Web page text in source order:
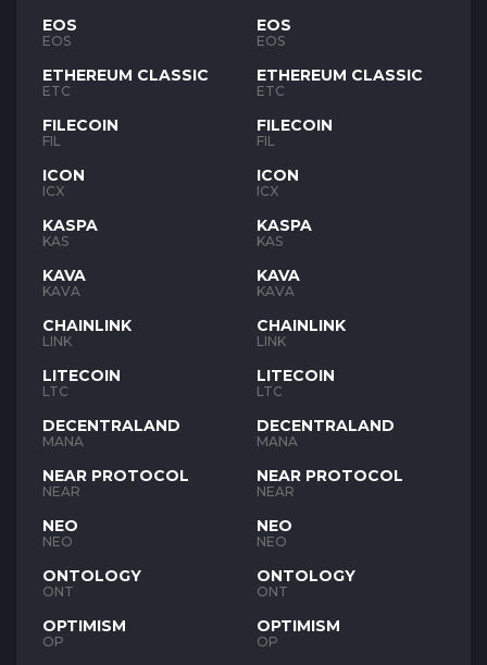
EOS
EOS
ETHEREUM CLASSIC
ETC
FILECOIN
FIL
ICON
ICX
KASPA
KAS
KAVA
KAVA
CHAINLINK
LINK
LITECOIN
LTC
DECENTRALAND
MANA
NEAR PROTOCOL
NEAR
NEO
NEO
ONTOLOGY
ONT
OPTIMISM
OP
EOS
EOS
ETHEREUM CLASSIC
ETC
FILECOIN
FIL
ICON
ICX
KASPA
KAS
KAVA
KAVA
CHAINLINK
LINK
LITECOIN
LTC
DECENTRALAND
MANA
NEAR PROTOCOL
NEAR
NEO
NEO
ONTOLOGY
ONT
OPTIMISM
OP